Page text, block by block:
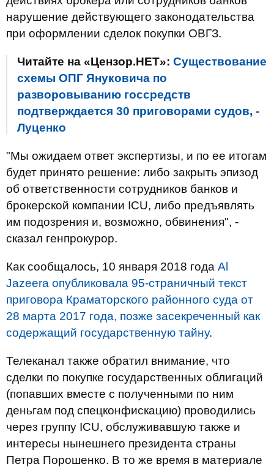
нарушение действующего законодательства
при оформлении сделок покупки ОВГЗ.
Читайте на «Цензор.НЕТ»: Существование
схемы ОПГ Януковича по
разворовыванию госсредств
подтверждается 30 приговорами судов, -
Луценко
"Мы ожидаем ответ экспертизы, и по ее итогам
будет принято решение: либо закрыть эпизод
об ответственности сотрудников банков и
брокерской компании ICU, либо предъявлять
им подозрения и, возможно, обвинения", -
сказал генпрокурор.
Как сообщалось, 10 января 2018 года Al
Jazeera опубликовала 95-страничный текст
приговора Краматорского районного суда от
28 марта 2017 года, позже засекреченный как
содержащий государственную тайну.
Телеканал также обратил внимание, что
сделки по покупке государственных облигаций
(попавших вместе с полученными по ним
деньгам под спецконфискацию) проводились
через группу ICU, обслуживавшую также и
интересы нынешнего президента страны
Петра Порошенко. В то же время в материале